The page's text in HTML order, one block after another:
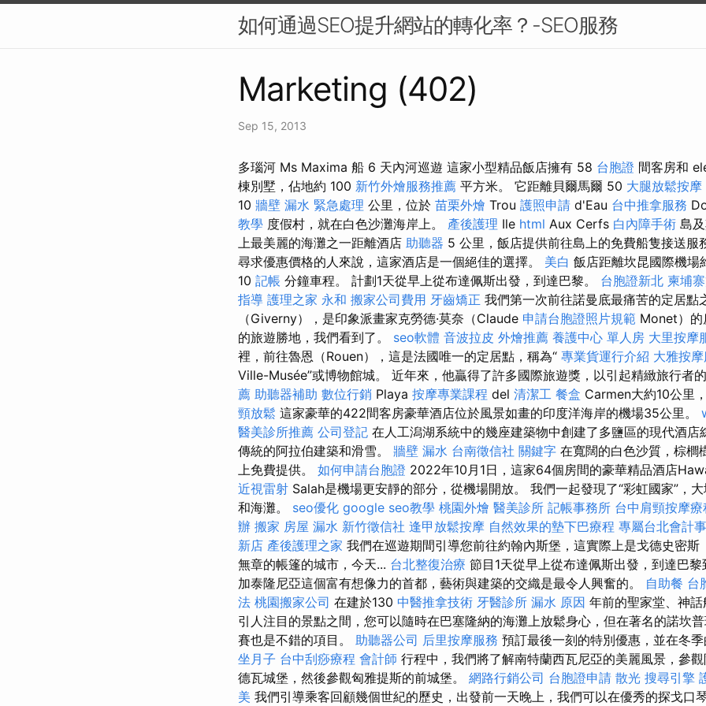
如何通過SEO提升網站的轉化率？-SEO服務
Marketing (402)
Sep 15, 2013
多瑙河 Ms Maxima 船 6 天內河巡遊 這家小型精品飯店擁有 58 台胞證 間客房和
棟別墅，佔地約 100 新竹外燴服務推薦 平方米。 它距離貝爾馬爾 50 大腿放鬆按摩
10 牆壁 漏水 緊急處理 公里，位於 苗栗外燴 Trou 護照申請 d'Eau 台中推拿服務
教學 度假村，就在白色沙灘海岸上。 產後護理 Ile html Aux Cerfs 白內障手術 島
上最美麗的海灘之一距離酒店 助聽器 5 公里，飯店提供前往島上的免費船隻接送服
尋求優惠價格的人來說，這家酒店是一個絕佳的選擇。 美白 飯店距離坎昆國際機場
10 記帳 分鐘車程。 計劃1天從早上從布達佩斯出發，到達巴黎。 台胞證新北 柬埔
指導 護理之家 永和 搬家公司費用 牙齒矯正 我們第一次前往諾曼底最痛苦的定居點
（Giverny），是印象派畫家克勞德·莫奈（Claude 申請台胞證照片規範 Monet）的
的旅遊勝地，我們看到了。 seo軟體 音波拉皮 外燴推薦 養護中心 單人房 大里按摩
裡，前往魯恩（Rouen），這是法國唯一的定居點，稱為“ 專業貨運行介紹 大雅按
Ville-Musée”或博物館城。 近年來，他贏得了許多國際旅遊獎，以引起精緻旅行者
薦 助聽器補助 數位行銷 Playa 按摩專業課程 del 清潔工 餐盒 Carmen大約10公里
頸放鬆 這家豪華的422間客房豪華酒店位於風景如畫的印度洋海岸的機場35公里。
醫美診所推薦 公司登記 在人工潟湖系統中的幾座建築物中創建了多鹽區的現代酒店
傳統的阿拉伯建築和滑雪。 牆壁 漏水 台南徵信社 關鍵字 在寬闊的白色沙質，棕櫚
上免費提供。 如何申請台胞證 2022年10月1日，這家64個房間的豪華精品酒店
近視雷射 Salah是機場更安靜的部分，從機場開放。 我們一起發現了“彩虹國家”，
和海灘。 seo優化 google seo教學 桃園外燴 醫美診所 記帳事務所 台中肩頸按摩
辦 搬家 房屋 漏水 新竹徵信社 逢甲放鬆按摩 自然效果的墊下巴療程 專屬台北會計
新店 產後護理之家 我們在巡遊期間引導您前往約翰內斯堡，這實際上是戈德史密
無章的帳篷的城市，今天... 台北整復治療 節目1天從早上從布達佩斯出發，到達巴
加泰隆尼亞這個富有想像力的首都，藝術與建築的交織是最令人興奮的。 自助餐 台
法 桃園搬家公司 在建於130 中醫推拿技術 牙醫診所 漏水 原因 年前的聖家堂、神
引人注目的景點之間，您可以隨時在巴塞隆納的海灘上放鬆身心，但在著名的諾坎
賽也是不錯的項目。 助聽器公司 后里按摩服務 預訂最後一刻的特別優惠，並在冬
坐月子 台中刮痧療程 會計師 行程中，我們將了解南特蘭西瓦尼亞的美麗風景，參
德瓦城堡，然後參觀匈雅提斯的前城堡。 網路行銷公司 台胞證申請 散光 搜尋引擎
美 我們引導乘客回顧幾個世紀的歷史，出發前一天晚上，我們可以在優秀的探戈口